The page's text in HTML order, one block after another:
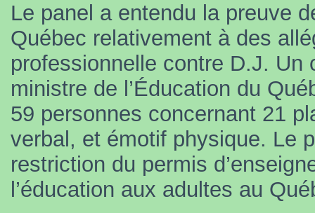
Le panel a entendu la preuve
Québec relativement à des
professionnelle contre D.J. Un
ministre de l’Éducation du
59 personnes concernant 21
verbal, et émotif physique. Le
restriction du permis
l’éducation aux adultes au